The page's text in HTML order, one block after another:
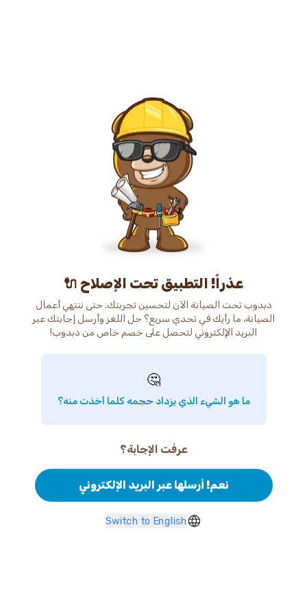
عذراً! التطبيق تحت الإصلاح 🔌
دبدوب تحت الصيانة الآن لتحسين تجربتك. حتى ننتهي أعمال
الصيانة، ما رأيك في تحدي سريع؟ حل اللغز وأرسل إجابتك عبر
البريد الإلكتروني لتحصل على خصم خاص من دبدوب!
🤔
ما هو الشيء الذي يزداد حجمه كلما أخذت منه؟
عرفت الإجابة؟
نعم! أرسلها عبر البريد الإلكتروني
Switch to English